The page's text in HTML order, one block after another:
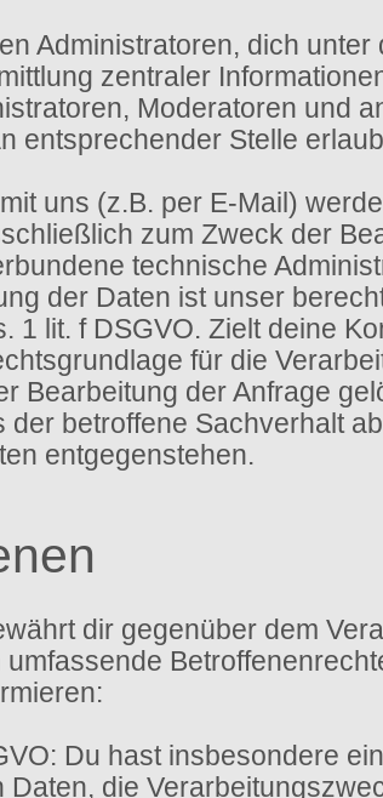
Administratoren, dich
zentraler
Moderatoren und
entsprechender Stelle
uns (z.B. per E-Mail)
zum Zweck der
technische
der Daten ist unser
1 lit. f DSGVO. Zielt deine
für die
Bearbeitung der Anfrage
betroffene Sachverhalt
entgegenstehen.
dir gegenüber dem
Du hast insbesondere
die